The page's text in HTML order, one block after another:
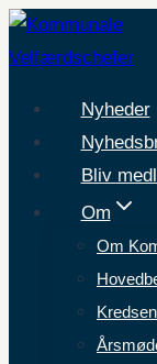
Fortsæt
til
Nyheder
Bliv
Om
Om